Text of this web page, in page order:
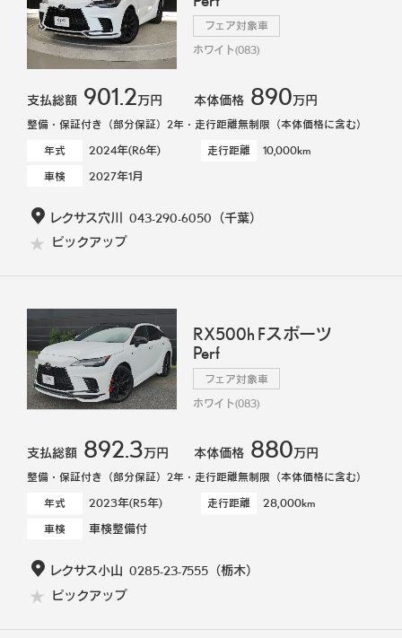
フェア対象車
ホワイト(083)
支払総額 901.2万円 本体価格 890万円
整備・保証付き（部分保証）2年・走行距離無制限（本体価格に含む）
年式
2024年(R6年) 走行距離 10,000km
車検 2027年1月
レクサス穴川 043-290-6050 （千葉）
ピックアップ
RX500h Fスポーツ
Perf
フェア対象車
ホワイト(083)
支払総額 892.3万円 本体価格 880万円
整備・保証付き（部分保証）2年・走行距離無制限（本体価格に含む）
年式
2023年(R5年) 走行距離 28,000km
車検 車検整備付
レクサス小山 0285-23-7555（栃木）
ピックアップ